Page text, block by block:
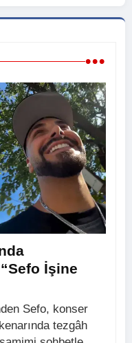
•••
İşine
Sefo, konser
tezgâh